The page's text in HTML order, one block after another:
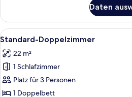
1 Einzelbett
Daten
Alle
Fotos
für
Standard-
Doppelzimmer
anzeigen
Ein
10
Standard-Doppelzimmer
22 m²
1 Schlafzimmer
Platz für 3 Personen
1 Doppelbett